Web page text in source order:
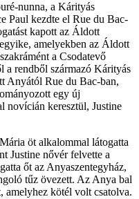
nunna, a Kárityás
Paul kezdte el Rue du Bac-
kapott az Áldott
amelyekben az Áldott
a Csodatevő
a rendből származó Kárityás
Anyától Rue du Bac-ban,
egy új
novícián keresztül, Justine
öt alkalommal látogatta
Justine nővér felvette a
őt az Anyaszentegyház,
tűz övezett. Az Anya bal
amelyhez kötél volt csatolva.